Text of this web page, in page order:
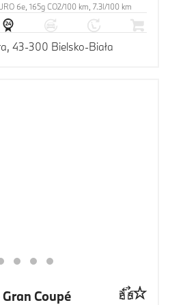
6e, 165g CO2/100 km, 7.3l/100 km
43-300 Bielsko-Biała
Coupé